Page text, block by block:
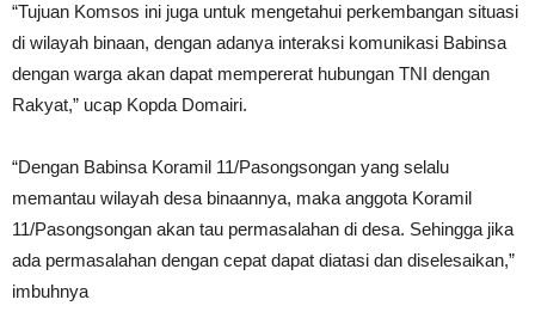
“Tujuan Komsos ini juga untuk mengetahui perkembangan situasi
di wilayah binaan, dengan adanya interaksi komunikasi Babinsa
dengan warga akan dapat mempererat hubungan TNI dengan
Rakyat,” ucap Kopda Domairi.
“Dengan Babinsa Koramil 11/Pasongsongan yang selalu
memantau wilayah desa binaannya, maka anggota Koramil
11/Pasongsongan akan tau permasalahan di desa. Sehingga jika
ada permasalahan dengan cepat dapat diatasi dan diselesaikan,”
imbuhnya